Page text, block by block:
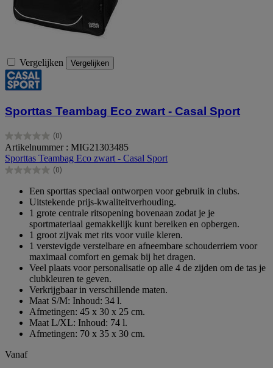
Vergelijken Vergelijken
Sporttas Teambag Eco zwart - Casal Sport
(0)
0.0
van
de
5
Artikelnummer : MIG21303485
Sporttas Teambag Eco zwart - Casal Sport
(0)
0.0
sterren.
Een sporttas speciaal ontworpen voor gebruik in clubs.
Uitstekende prijs-kwaliteitverhouding.
1 grote centrale ritsopening bovenaan zodat je je
sportmateriaal gemakkelijk kunt bereiken en opbergen.
1 groot zijvak met rits voor vuile kleren.
1 verstevigde verstelbare en afneembare schouderriem voor
maximaal comfort en gemak bij het dragen.
Veel plaats voor personalisatie op alle 4 de zijden om de tas je
clubkleuren te geven.
Verkrijgbaar in verschillende maten.
Maat S/M: Inhoud: 34 l.
Afmetingen: 45 x 30 x 25 cm.
Maat L/XL: Inhoud: 74 l.
Afmetingen: 70 x 35 x 30 cm.
Vanaf